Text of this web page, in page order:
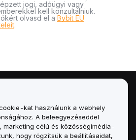
jogi, adóügyi vagy
kell konzultálniuk.
olvasd el a Bybit EU
.
kat használunk a webhely
A beleegyezéseddel
marketing célú és közösségimédia-
hogy rögzítsük a beállításaidat,